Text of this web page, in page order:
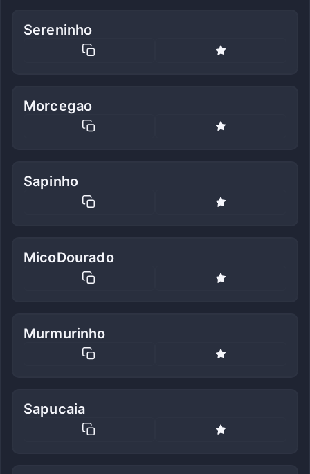
Sereninho
Morcegao
Sapinho
MicoDourado
Murmurinho
Sapucaia